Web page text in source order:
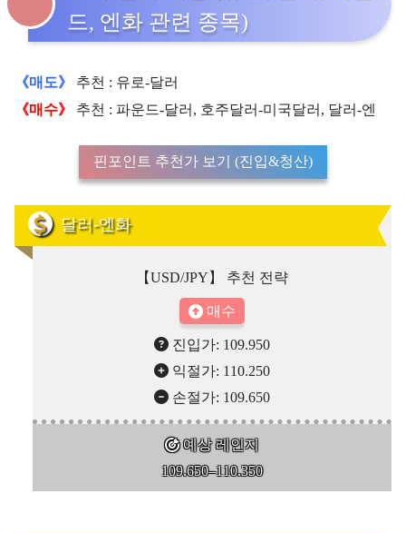
드, 엔화 관련 종목)
《매도》
추천 : 유로-달러
《매수》
추천 : 파운드-달러, 호주달러-미국달러, 달러-엔
핀포인트 추천가 보기 (진입&청산)
달러-엔화
【USD/JPY】 추천 전략
매수
진입가: 109.950
익절가: 110.250
손절가: 109.650
예상 레인지
109.650–110.350